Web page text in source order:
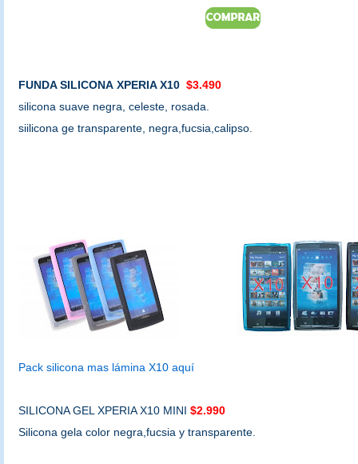
FUNDA SILICONA XPERIA X10 $3.490
silicona suave negra, celeste, rosada.
siilicona ge transparente, negra,fucsia,calipso.
Pack silicona mas lámina X10 aquí
SILICONA GEL XPERIA X10 MINI
$2.990
Silicona gela color negra,fucsia y transparente.